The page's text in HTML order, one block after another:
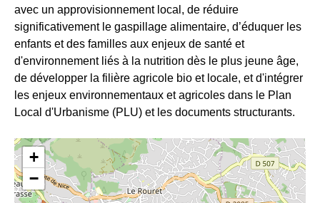
avec un approvisionnement local, de réduire
significativement le gaspillage alimentaire, d’éduquer les
enfants et des familles aux enjeux de santé et
d'environnement liés à la nutrition dès le plus jeune âge,
de développer la filière agricole bio et locale, et d'intégrer
les enjeux environnementaux et agricoles dans le Plan
Local d'Urbanisme (PLU) et les documents structurants.
+
−